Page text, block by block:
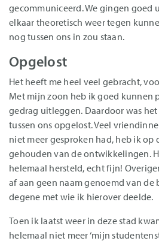
gecommuniceerd. We gingen goed
elkaar theoretisch weer tegen
nog tussen ons in zou staan.
Opgelost
Het heeft me heel veel gebracht,
Met mijn zoon heb ik goed kunnen
gedrag uitleggen. Daardoor was
tussen ons opgelost. Veel
niet meer gesproken had, heb ik op
gehouden van de ontwikkelingen.
helemaal hersteld, echt fijn!
af aan geen naam genoemd van de
degene met wie ik hierover deelde.
Toen ik laatst weer in deze stad
helemaal niet meer ‘mijn